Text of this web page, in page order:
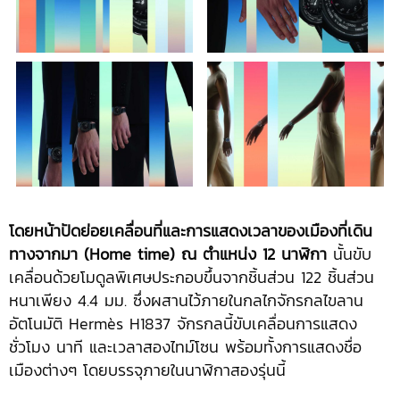
โดยหน้าปัดย่อยเคลื่อนที่และการแสดงเวลาของเมืองที่เดิน
ทางจากมา (Home time) ณ ตำแหน่ง 12 นาฬิกา นั้นขับ
เคลื่อนด้วยโมดูลพิเศษประกอบขึ้นจากชิ้นส่วน 122 ชิ้นส่วน
หนาเพียง 4.4 มม. ซึ่งผสานไว้ภายในกลไกจักรกลไขลาน
อัตโนมัติ Hermès H1837 จักรกลนี้ขับเคลื่อนการแสดง
ชั่วโมง นาที และเวลาสองไทม์โซน พร้อมทั้งการแสดงชื่อ
เมืองต่างๆ โดยบรรจุภายในนาฬิกาสองรุ่นนี้